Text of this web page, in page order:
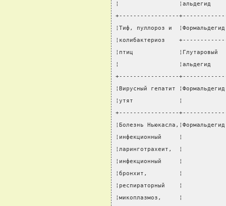
¦
+-----------------
¦Тиф, пуллороз и
¦колибактериоз
¦птиц
¦
+-----------------
¦Вирусный гепатит
¦утят             ¦
+-----------------
¦Болезнь
¦инфекционный     ¦
¦ларинготрахеит,  ¦
¦инфекционный     ¦
¦бронхит,         ¦
¦респираторный    ¦
¦микоплазмоз,     ¦